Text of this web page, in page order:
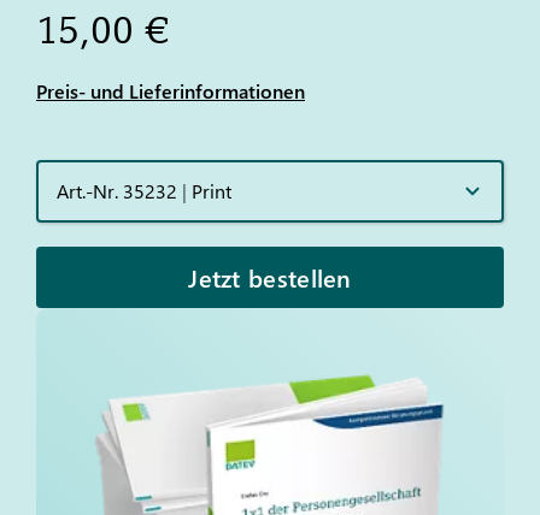
15,00 €
Preis- und Lieferinformationen
Art.-Nr. 35232 | Print
Jetzt bestellen